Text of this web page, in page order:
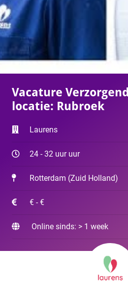
Vacature
locatie: Rubroek
Laurens
24 - 32 uur uur
Rotterdam (Zuid Holland)
€ - €
Online sinds: > 1 week